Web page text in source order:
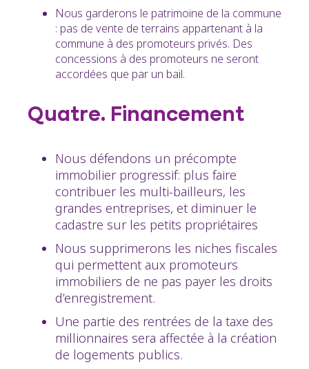
Nous garderons le patrimoine de la commune
: pas de vente de terrains appartenant à la
commune à des promoteurs privés. Des
concessions à des promoteurs ne seront
accordées que par un bail.
Quatre. Financement
Nous défendons un précompte
immobilier progressif: plus faire
contribuer les multi-bailleurs, les
grandes entreprises, et diminuer le
cadastre sur les petits propriétaires
Nous supprimerons les niches fiscales
qui permettent aux promoteurs
immobiliers de ne pas payer les droits
d’enregistrement.
Une partie des rentrées de la taxe des
millionnaires sera affectée à la création
de logements publics.